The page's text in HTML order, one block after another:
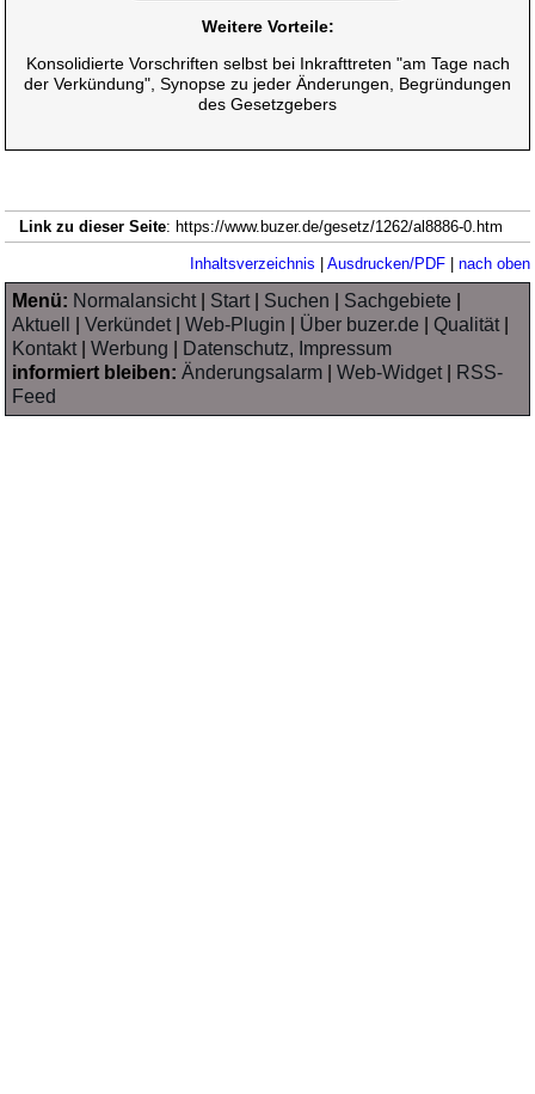
Weitere Vorteile:
Konsolidierte Vorschriften selbst bei Inkrafttreten "am Tage nach
der Verkündung", Synopse zu jeder Änderungen, Begründungen
des Gesetzgebers
Link zu dieser Seite: https://www.buzer.de/gesetz/1262/al8886-0.htm
Inhaltsverzeichnis Ausdrucken/PDF| nach oben
Menü: Normalansicht| Start| Suchen Sachgebiete
Aktuell
|Verkündet|Web-Plugin Über buzer.de |Qualität|
Kontakt|Werbung
Datenschutz, Impressum
informiert bleiben: Änderungsalarm |Web-Widget|
RSS-
Feed